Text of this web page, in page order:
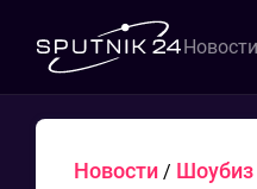
Новости
Новости / Шоубиз